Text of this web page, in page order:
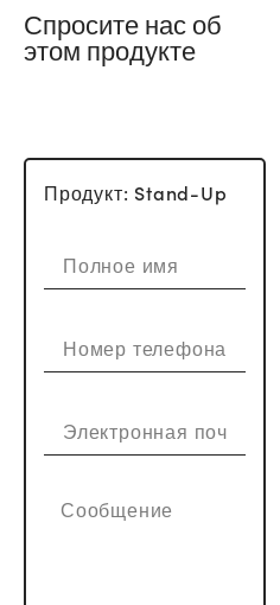
Спросите нас об
этом продукте
Продукт: Stand-Up